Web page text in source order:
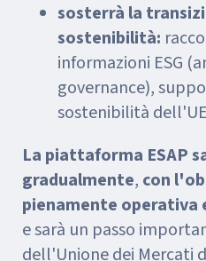
sosterrà la
sostenibilità:
informazioni ESG
governance),
sostenibilità
La piattaforma ESAP
gradualmente, con
pienamente operativa
e sarà un passo
dell'Unione dei Mercati